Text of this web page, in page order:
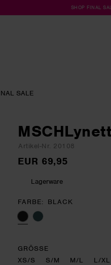
SHOP FINAL
SALE
Artikel-Nr. 20108
EUR 69,95
Lagerware
FARBE BLACK
GRÖSSE
XS/S
S/M M/L L/XL